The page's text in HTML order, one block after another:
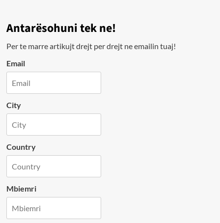
Antarësohuni tek ne!
Per te marre artikujt drejt per drejt ne emailin tuaj!
Email
City
Country
Mbiemri